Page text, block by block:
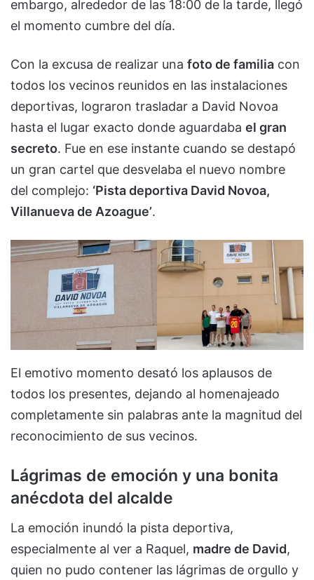
embargo, alrededor de las 18:00 de la tarde, llegó
el momento cumbre del día.
Con la excusa de realizar una foto de familia con
todos los vecinos reunidos en las instalaciones
deportivas, lograron trasladar a David Novoa
hasta el lugar exacto donde aguardaba el gran
secreto. Fue en ese instante cuando se destapó
un gran cartel que desvelaba el nuevo nombre
del complejo: ‘Pista deportiva David Novoa,
Villanueva de Azoague’.
El emotivo momento desató los aplausos de
todos los presentes, dejando al homenajeado
completamente sin palabras ante la magnitud del
reconocimiento de sus vecinos.
Lágrimas de emoción y una bonita
anécdota del alcalde
La emoción inundó la pista deportiva,
especialmente al ver a Raquel, madre de David,
quien no pudo contener las lágrimas de orgullo y